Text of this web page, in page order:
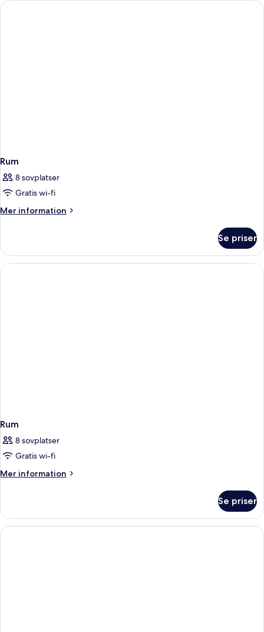
Rum
8 sovplatser
Gratis wi-fi
Mer information
Mer
Se priser
Rum
8 sovplatser
Gratis wi-fi
Mer information
Mer
Se priser